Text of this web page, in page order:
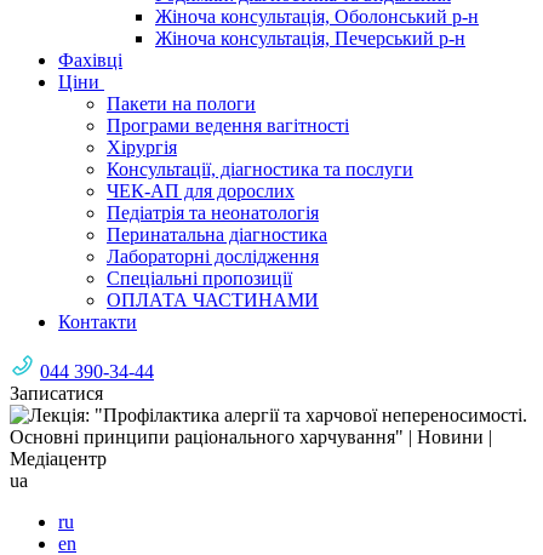
Жіноча консультація, Оболонський р-н
Жіноча консультація, Печерський р-н
Фахівці
Ціни
Пакети на пологи
Програми ведення вагітності
Хірургія
Консультації, діагностика та послуги
ЧЕК-АП для дорослих
Педіатрія та неонатологія
Перинатальна діагностика
Лабораторні дослідження
Спеціальні пропозиції
ОПЛАТА ЧАСТИНАМИ
Контакти
044 390-34-44
Записатися
ua
ru
en